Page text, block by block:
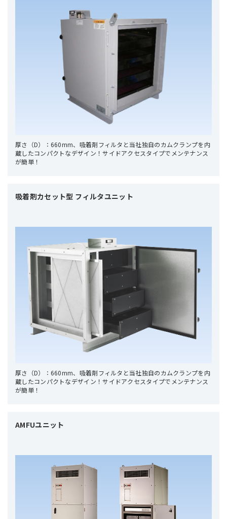
厚さ（D）：660mm、吸着剤フィルタと当社独自のカムクランプを内
蔵したコンパクトなデザイン！サイドアクセスタイプでメンテナンス
が簡単！
吸着剤カセット型 フィルタユニット
厚さ（D）：660mm、吸着剤フィルタと当社独自のカムクランプを内
蔵したコンパクトなデザイン！サイドアクセスタイプでメンテナンス
が簡単！
AMFUユニット